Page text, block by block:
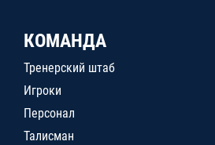
КОМАНДА
Тренерский штаб
Игроки
Персонал
Талисман